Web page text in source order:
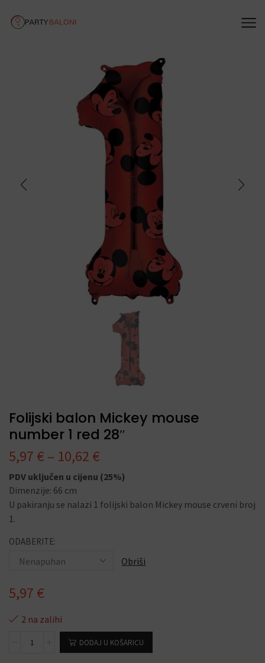
Folijski balon Mickey mouse
number 1 red 28″
5,97 € – 10,62 €
PDV uključen u cijenu (25%)
Dimenzije: 66 cm
U pakiranju se nalazi 1 folijski balon Mickey mouse crveni broj
1.
ODABERITE:
Obriši
5,97 €
2 na zalihi
DODAJ U KOŠARICU